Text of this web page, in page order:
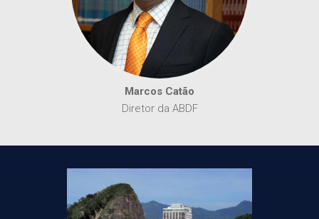
Marcos Catão
Diretor da ABDF